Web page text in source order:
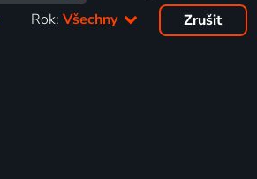
Rok:Všechny Zrušit